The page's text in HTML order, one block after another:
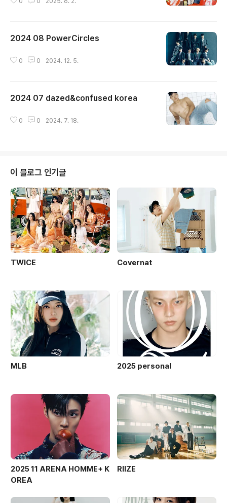
2024 08 PowerCircles
0 0 2024. 12. 5.
2024 07 dazed&confused korea
0 0 2024. 7. 18.
이 블로그 인기글
TWICE Covernat
MLB 2025 personal
2025 11 ARENA HOMME+ K
OREA
RIIZE